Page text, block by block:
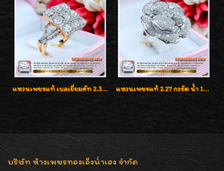
แหวนเพชรแท้ เบลเยี่ยมคัท 2.39 กะรัต น้ำ 98 F-Color/VVS ดีไซน์หน้ากว้างหรูเต็มนิ้ว แหวนเพชรแท้ 2.27 กะรัต น้ำ 100% เบลเยี่ยมคัท ลวดลายดอกกุหลาบหรู
บริษัท ห้างเพชรทองเอ็งน่ำเฮง จำกัด